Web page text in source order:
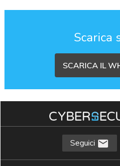
Scarica
SCARICA IL
Seguici